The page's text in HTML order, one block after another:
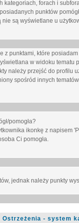
kategoriach, forach i
punktów
nie są wyświetlane u
z punktami, które
w widoku
należy przejść do
spośród innych
pomogła?
ikonkę z napisem
Ci pomogła.
jednak należy punkty
Ostrzeżenia - system